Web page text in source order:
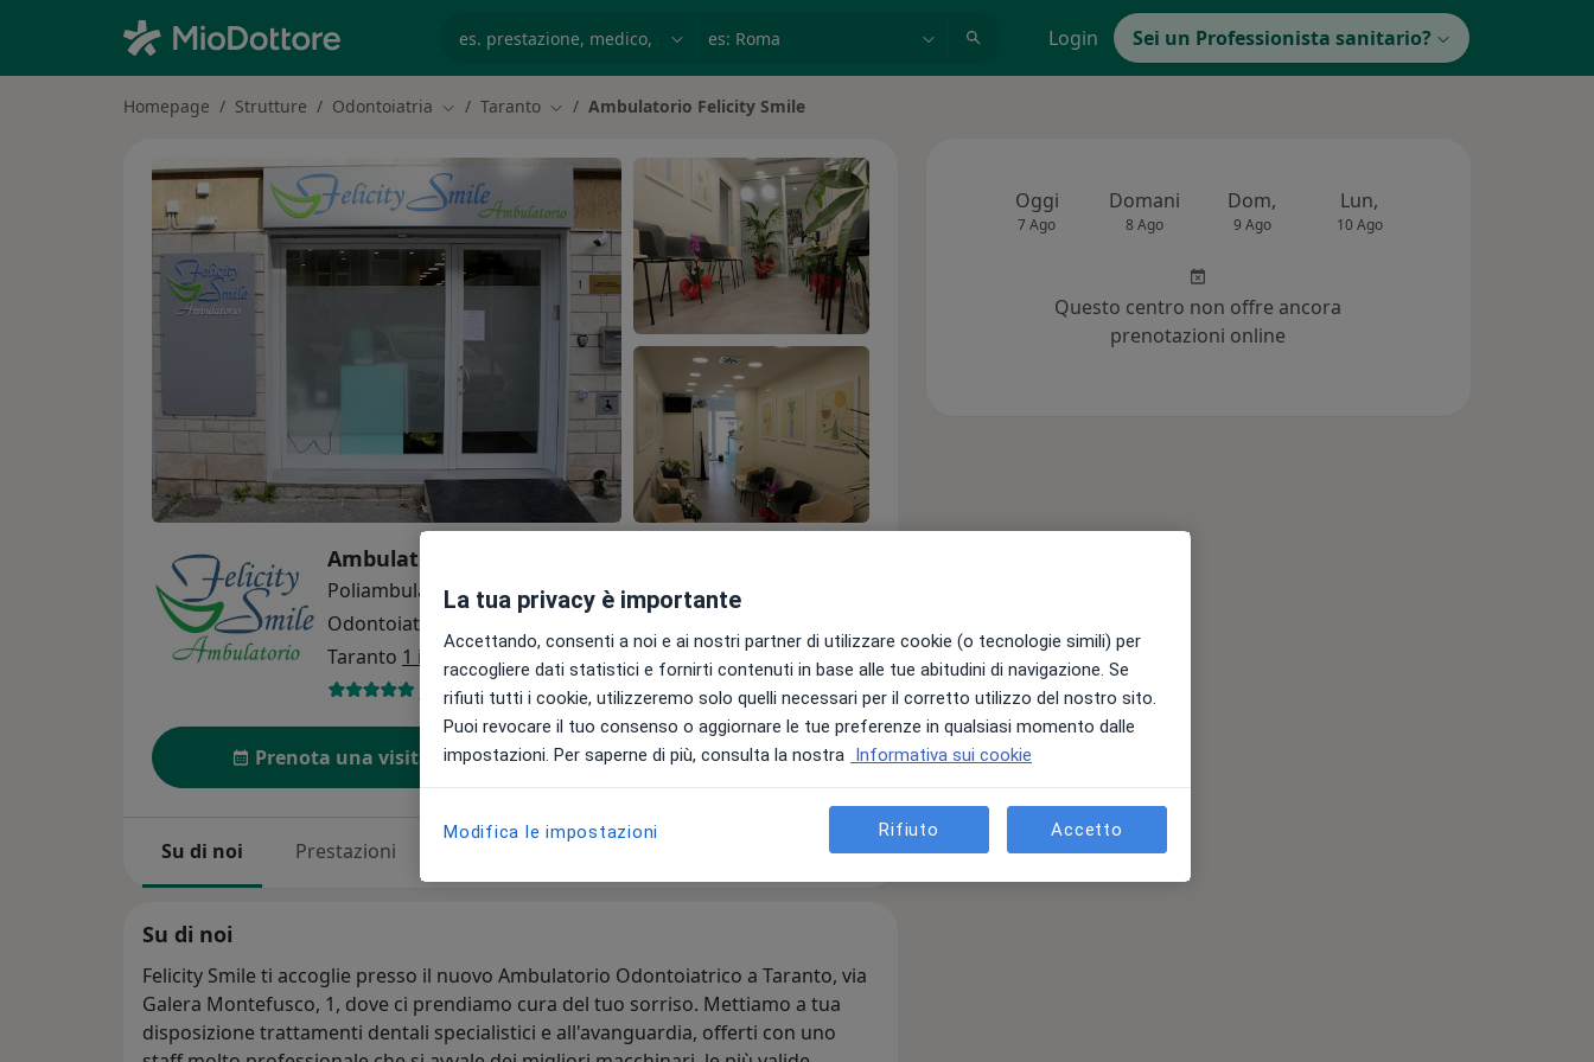
Login Sei un Professionista sanitario?
Homepage Strutture Odontoiatria Cambia città
Taranto Cambia città
Ambulatorio Felicity Smile
Ambulatorio Felicity Smile
Poliambulatorio
Odontoiatria
Taranto 1 indirizzo
23 recensioni
Prenota una visita Invia messaggio
Su di noi Prestazioni Recensioni
Su di noi
Felicity Smile ti accoglie presso il nuovo Ambulatorio Odontoiatrico a Taranto, via
Galera Montefusco, 1, dove ci prendiamo cura del tuo sorriso. Mettiamo a tua
disposizione trattamenti dentali specialistici e all'avanguardia, offerti con uno
Oggi
7 Ago
Domani
8 Ago
Dom,
9 Ago
Lun,
10 Ago
Questo centro non offre ancora
prenotazioni online
La tua privacy è importante
Accettando, consenti a noi e ai nostri partner di utilizzare cookie (o tecnologie simili) per
raccogliere dati statistici e fornirti contenuti in base alle tue abitudini di navigazione. Se
rifiuti tutti i cookie, utilizzeremo solo quelli necessari per il corretto utilizzo del nostro sito.
Puoi revocare il tuo consenso o aggiornare le tue preferenze in qualsiasi momento dalle
impostazioni. Per saperne di più, consulta la nostra Informativa sui cookie
Modifica le impostazioni Rifiuto Accetto